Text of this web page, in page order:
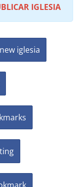
IGLESIA
iglesia